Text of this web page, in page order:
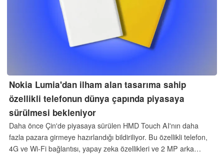
Nokia Lumia'dan ilham alan tasarıma sahip
özellikli telefonun dünya çapında piyasaya
sürülmesi bekleniyor
Daha önce Çin'de piyasaya sürülen HMD Touch AI'nın daha
fazla pazara girmeye hazırlandığı bildiriliyor. Bu özellikli telefon,
4G ve Wi-Fi bağlantısı, yapay zeka özellikleri ve 2 MP arka